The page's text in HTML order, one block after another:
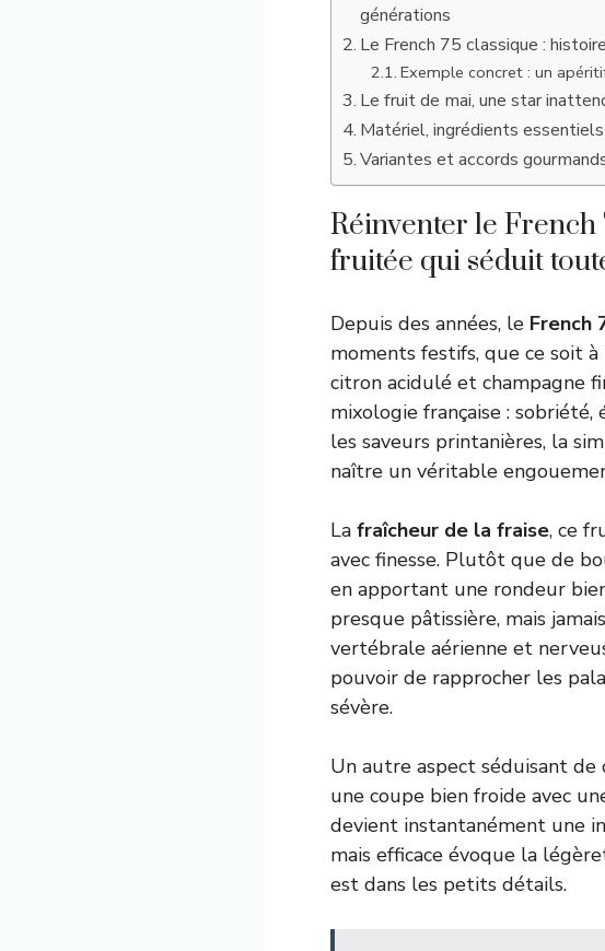
générations
Le French 75 classique :
Exemple concret : un
Le fruit de mai, une star
Matériel, ingrédients
Variantes et accords
Réinventer le
fruitée qui séduit
Depuis des années, le French
moments festifs, que ce soit
citron acidulé et champagne
mixologie française :
les saveurs printanières, la
naître un véritable
La fraîcheur de la fraise, ce
avec finesse. Plutôt que de
en apportant une rondeur
presque pâtissière, mais
vertébrale aérienne et
pouvoir de rapprocher les
sévère.
Un autre aspect séduisant
une coupe bien froide avec
devient instantanément une
mais efficace évoque la
est dans les petits détails.